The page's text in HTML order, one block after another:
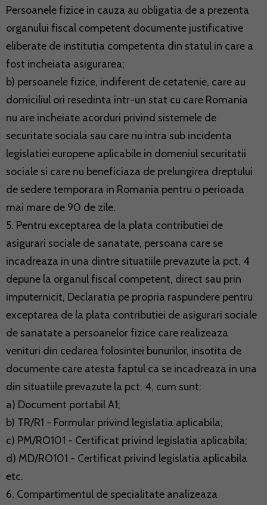
Persoanele fizice in cauza au obligatia de a prezenta
organului fiscal competent documente justificative
eliberate de institutia competenta din statul in care a
fost incheiata asigurarea;
b) persoanele fizice, indiferent de cetatenie, care au
domiciliul ori resedinta intr-un stat cu care Romania
nu are incheiate acorduri privind sistemele de
securitate sociala sau care nu intra sub incidenta
legislatiei europene aplicabile in domeniul securitatii
sociale si care nu beneficiaza de prelungirea dreptului
de sedere temporara in Romania pentru o perioada
mai mare de 90 de zile.
5. Pentru exceptarea de la plata contributiei de
asigurari sociale de sanatate, persoana care se
incadreaza in una dintre situatiile prevazute la pct. 4
depune la organul fiscal competent, direct sau prin
imputernicit, Declaratia pe propria raspundere pentru
exceptarea de la plata contributiei de asigurari sociale
de sanatate a persoanelor fizice care realizeaza
venituri din cedarea folosintei bunurilor, insotita de
documente care atesta faptul ca se incadreaza in una
din situatiile prevazute la pct. 4, cum sunt:
a) Document portabil A1;
b) TR/R1 - Formular privind legislatia aplicabila;
c) PM/RO101 - Certificat privind legislatia aplicabila;
d) MD/RO101 - Certificat privind legislatia aplicabila
etc.
6. Compartimentul de specialitate analizeaza